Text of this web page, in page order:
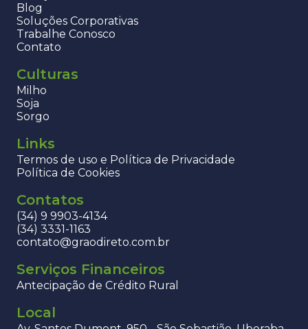
Blog
Soluções Corporativas
Trabalhe Conosco
Contato
Culturas
Milho
Soja
Sorgo
Links
Termos de uso e Política de Privacidade
Política de Cookies
Contatos
(34) 9 9903-4134
(34) 3331-1163
contato@graodireto.com.br
Serviços Financeiros
Antecipação de Crédito Rural
Local